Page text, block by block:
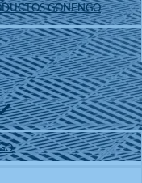
GONENGO